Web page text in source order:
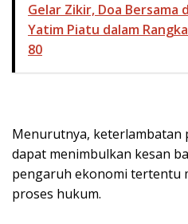
Gelar Zikir, Doa Bersama
Yatim Piatu dalam
80
Menurutnya, keterlambatan
dapat menimbulkan kesan
pengaruh ekonomi tertentu
proses hukum.